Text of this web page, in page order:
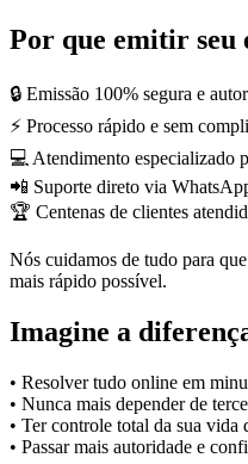
Por que emitir seu
🔒 Emissão 100% segura e
⚡ Processo rápido e sem
💻 Atendimento especializado
📲 Suporte direto via
🏆 Centenas de clientes
Nós cuidamos de tudo para
mais rápido possível.
Imagine a
• Resolver tudo online em
• Nunca mais depender de
• Ter controle total da sua vida
• Passar mais autoridade e